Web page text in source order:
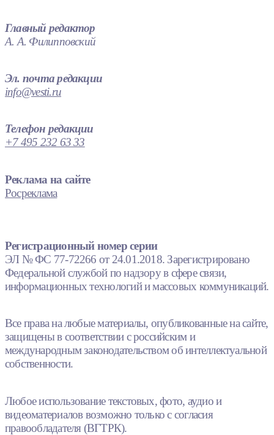
Главный редактор
А. А. Филипповский
Эл. почта редакции
info@vesti.ru
Телефон редакции
+7 495 232 63 33
Реклама на сайте
Росреклама
Регистрационный номер серии
ЭЛ № ФС 77-72266 от 24.01.2018. Зарегистрировано
Федеральной службой по надзору в сфере связи,
информационных технологий и массовых коммуникаций.
Все права на любые материалы, опубликованные на сайте,
защищены в соответствии с российским и
международным законодательством об интеллектуальной
собственности.
Любое использование текстовых, фото, аудио и
видеоматериалов возможно только с согласия
правообладателя (ВГТРК).